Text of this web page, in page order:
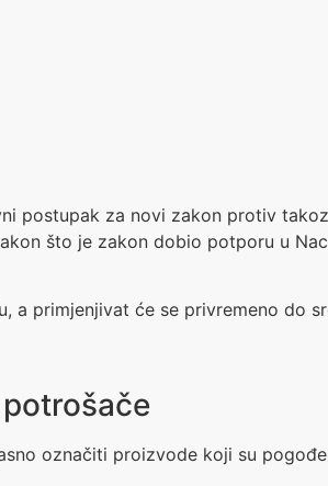
postupak za novi zakon protiv
što je zakon dobio potporu u
a primjenjivat će se privremeno do
označiti proizvode koji su